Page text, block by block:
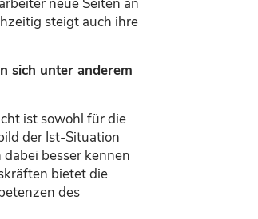
steigt auch ihre
sich unter anderem
ist sowohl für die
der Ist-Situation
besser kennen
bietet die
des